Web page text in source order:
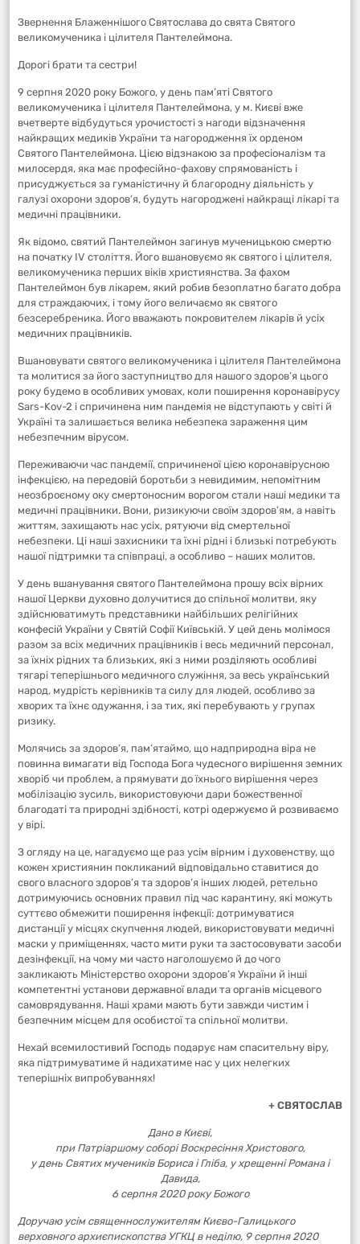
Звернення Блаженнішого Святослава до свята Святого
великомученика і цілителя Пантелеймона.
Дорогі брати та сестри!
9 серпня 2020 року Божого, у день пам’яті Святого
великомученика і цілителя Пантелеймона, у м. Києві вже
вчетверте відбудуться урочистості з нагоди відзначення
найкращих медиків України та нагородження їх орденом
Святого Пантелеймона. Цією відзнакою за професіоналізм та
милосердя, яка має професійно-фахову спрямованість і
присуджується за гуманістичну й благородну діяльність у
галузі охорони здоров’я, будуть нагороджені найкращі лікарі та
медичні працівники.
Як відомо, святий Пантелеймон загинув мученицькою смертю
на початку IV століття. Його вшановуємо як святого і цілителя,
великомученика перших віків християнства. За фахом
Пантелеймон був лікарем, який робив безоплатно багато добра
для страждаючих, і тому його величаємо як святого
безсеребреника. Його вважають покровителем лікарів й усіх
медичних працівників.
Вшановувати святого великомученика і цілителя Пантелеймона
та молитися за його заступництво для нашого здоров’я цього
року будемо в особливих умовах, коли поширення коронавірусу
Sars-Kov-2 і спричинена ним пандемія не відступають у світі й
Україні та залишається велика небезпека зараження цим
небезпечним вірусом.
Переживаючи час пандемії, спричиненої цією коронавірусною
інфекцією, на передовій боротьби з невидимим, непомітним
неозброєному оку смертоносним ворогом стали наші медики та
медичні працівники. Вони, ризикуючи своїм здоров’ям, а навіть
життям, захищають нас усіх, рятуючи від смертельної
небезпеки. Ці наші захисники та їхні рідні і близькі потребують
нашої підтримки та співпраці, а особливо – наших молитов.
У день вшанування святого Пантелеймона прошу всіх вірних
нашої Церкви духовно долучитися до спільної молитви, яку
здійснюватимуть представники найбільших релігійних
конфесій України у Святій Софії Київській. У цей день молімося
разом за всіх медичних працівників і весь медичний персонал,
за їхніх рідних та близьких, які з ними розділяють особливі
тягарі теперішнього медичного служіння, за весь український
народ, мудрість керівників та силу для людей, особливо за
хворих та їхнє одужання, і за тих, які перебувають у групах
ризику.
Молячись за здоров’я, пам’ятаймо, що надприродна віра не
повинна вимагати від Господа Бога чудесного вирішення земних
хворіб чи проблем, а прямувати до їхнього вирішення через
мобілізацію зусиль, використовуючи дари божественної
благодаті та природні здібності, котрі одержуємо й розвиваємо
у вірі.
З огляду на це, нагадуємо ще раз усім вірним і духовенству, що
кожен християнин покликаний відповідально ставитися до
свого власного здоров’я та здоров’я інших людей, ретельно
дотримуючись основних правил під час карантину, які можуть
суттєво обмежити поширення інфекції: дотримуватися
дистанції у місцях скупчення людей, використовувати медичні
маски у приміщеннях, часто мити руки та застосовувати засоби
дезінфекції, на чому ми часто наголошуємо й до чого
закликають Міністерство охорони здоров’я України й інші
компетентні установи державної влади та органів місцевого
самоврядування. Наші храми мають бути завжди чистим і
безпечним місцем для особистої та спільної молитви.
Нехай всемилостивий Господь подарує нам спасительну віру,
яка підтримуватиме й надихатиме нас у цих нелегких
теперішніх випробуваннях!
+ СВЯТОСЛАВ
Дано в Києві,
при Патріаршому соборі Воскресіння Христового,
у день Святих мучеників Бориса і Гліба, у хрещенні Романа і
Давида,
6 серпня 2020 року Божого
Доручаю усім священнослужителям Києво-Галицького
верховного архиєпископства УГКЦ в неділю, 9 серпня 2020